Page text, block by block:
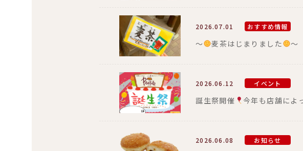
2026.07.01 おすすめ情報
～ 麦茶はじまりました ～
2026.06.12 イベント
誕生祭開催 今年も店舗によ
2026.06.08 お知らせ